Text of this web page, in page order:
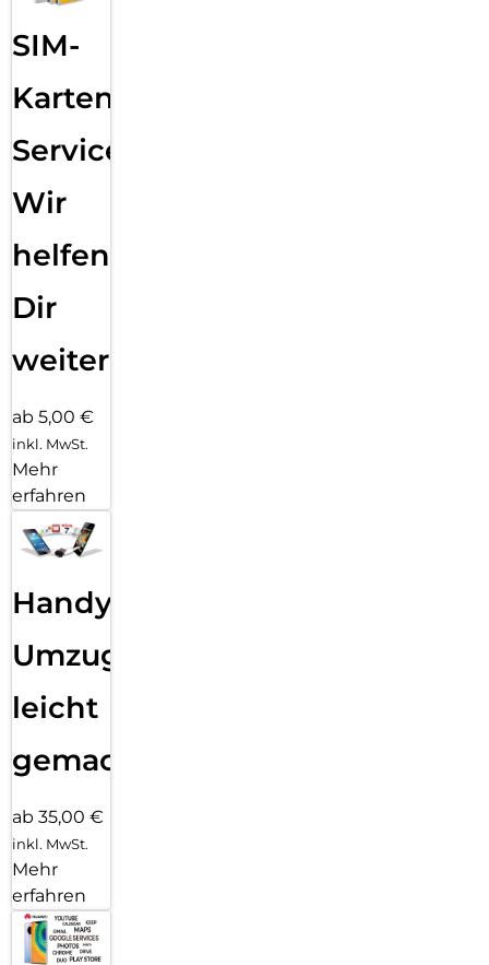
SIM-
Karten
Service:
Wir
helfen
Dir
weiter
ab 5,00 €
inkl. MwSt.
Mehr
erfahren
Handy
Umzug
leicht
gemacht!
ab 35,00 €
inkl. MwSt.
Mehr
erfahren